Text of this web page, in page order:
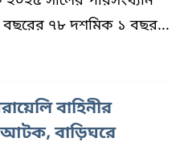
৭৮ দশমিক ১ বছর...
বাহিনীর
আটক, বাড়িঘরে